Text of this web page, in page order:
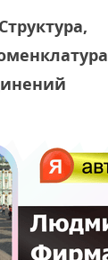
Структура,